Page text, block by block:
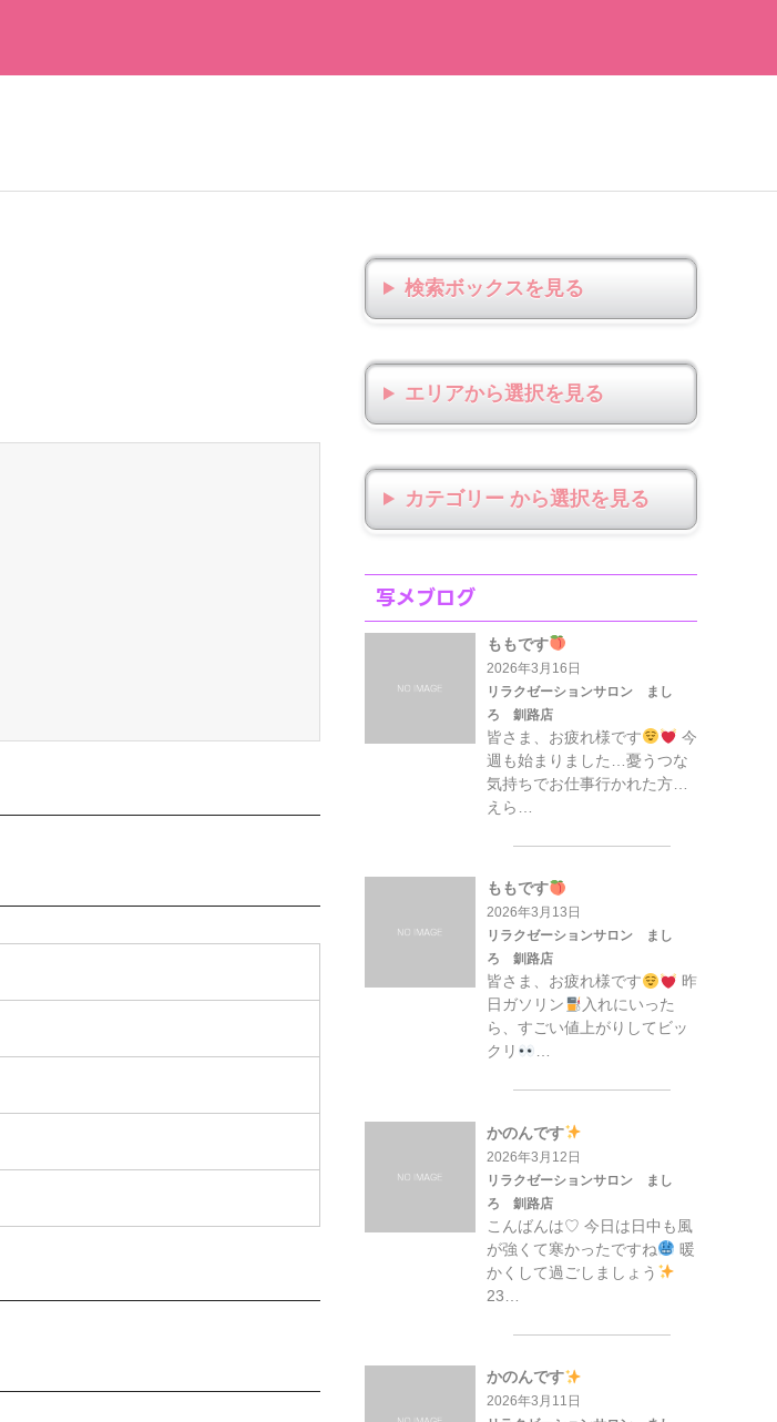
検索ボックス
エリアから選択
カテゴリー から選択
写メブログ
ももです
2026年3月16日
リラクゼーションサロン まし
ろ 釧路店
皆さま、お疲れ様です
今
週も始まりました…憂うつな
気持ちでお仕事行かれた方…
えら…
ももです
2026年3月13日
リラクゼーションサロン まし
ろ 釧路店
皆さま、お疲れ様です
昨
日ガソリン
入れにいった
ら、すごい値上がりしてビッ
クリ
…
かのんです
2026年3月12日
リラクゼーションサロン まし
ろ 釧路店
こんばんは♡ 今日は日中も風
が強くて寒かったですね
暖
かくして過ごしましょう
23…
かのんです
2026年3月11日